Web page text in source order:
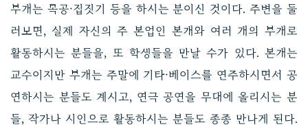
부캐는 목공·집짓기 등을 하시는 분이신 것이다. 주변을 둘
러보면, 실제 자신의 주 본업인 본캐와 여러 개의 부캐로
활동하시는 분들을, 또 학생들을 만날 수가 있다. 본캐는
교수이지만 부캐는 주말에 기타·베이스를 연주하시면서 공
연하시는 분들도 계시고, 연극 공연을 무대에 올리시는 분
들, 작가나 시인으로 활동하시는 분들도 종종 만나게 된다.